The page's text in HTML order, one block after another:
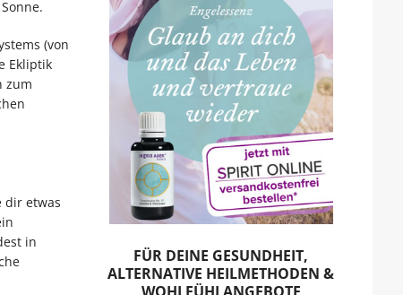
(von
Ekliptik
zum
dir etwas
in
FÜR DEINE GESUNDHEIT,
ALTERNATIVE HEILMETHODEN &
WOHLFÜHLANGEBOTE